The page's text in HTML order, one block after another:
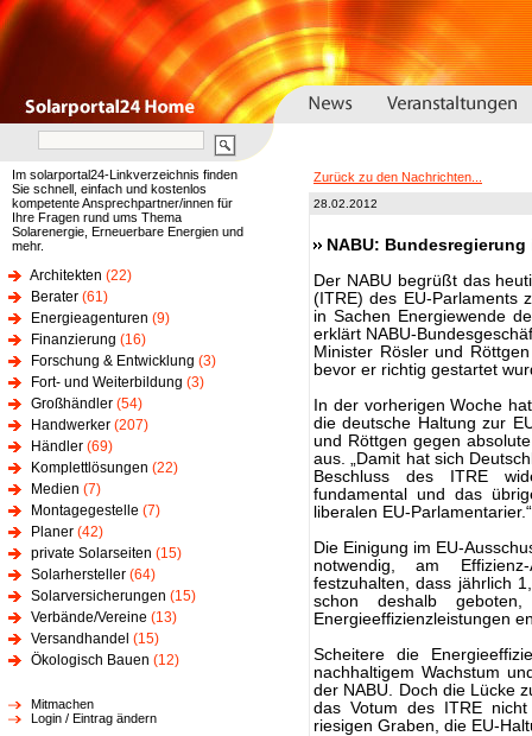
Im solarportal24-Linkverzeichnis finden
Sie schnell, einfach und kostenlos
kompetente Ansprechpartner/innen für
Ihre Fragen rund ums Thema
Solarenergie, Erneuerbare Energien und
mehr.
Architekten (22)
Berater (61)
Energieagenturen (9)
Finanzierung (16)
Forschung & Entwicklung (3)
Fort- und Weiterbildung (3)
Großhändler (54)
Handwerker (207)
Händler (69)
Komplettlösungen (22)
Medien (7)
Montagegestelle (7)
Planer (42)
private Solarseiten (15)
Solarhersteller (64)
Solarversicherungen (15)
Verbände/Vereine (13)
Versandhandel (15)
Ökologisch Bauen (12)
Mitmachen
Login / Eintrag ändern
Zurück zu den Nachrichten...
28.02.2012
NABU:
Der NABU begrüßt das
(ITRE) des EU-Parlaments
in Sachen Energiewende
erklärt NABU-
Minister Rösler und
bevor er richtig gestartet
In der vorherigen Woche
die deutsche Haltung zur
und Röttgen gegen
aus. „Damit hat sich
Beschluss des ITRE
fundamental und das
liberalen EU-
Die Einigung im EU-
notwendig, am Effizienz-
festzuhalten, dass jährlich
schon deshalb
Energieeffizienzleistungen
Scheitere die
nachhaltigem Wachstum
der NABU. Doch die Lücke
das Votum des ITRE
riesigen Graben, die EU-